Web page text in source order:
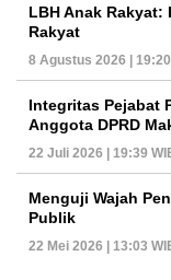
LBH Anak
Rakyat
8 Agustus 2026 |
Integritas Pejabat
Anggota DPRD
22 Juli 2026 | 19:39
Menguji Wajah
Publik
22 Mei 2026 | 13:03